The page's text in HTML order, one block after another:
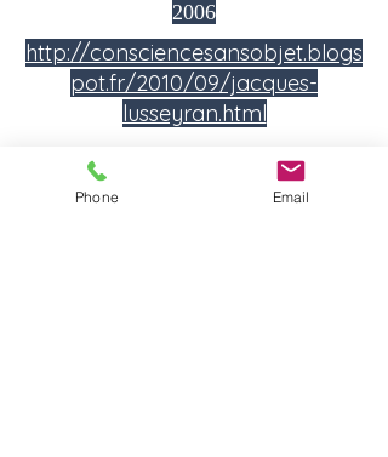
2006
http://consciencesansobjet.blogs
pot.fr/2010/09/jacques-
lusseyran.html
Phone Email